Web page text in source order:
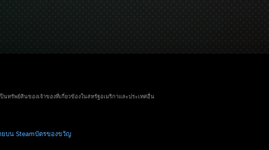
ทรัพย์สินของเจ้าของที่เกี่ยวข้องในสหรัฐอเมริกาและประเทศอื่น
บน Steamบัตรของขวัญ